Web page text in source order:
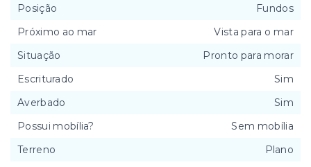
Posição
Fundos
Próximo ao mar
Vista para o mar
Situação
Pronto para morar
Escriturado
Sim
Averbado
Sim
Possui mobília?
Sem mobília
Terreno
Plano